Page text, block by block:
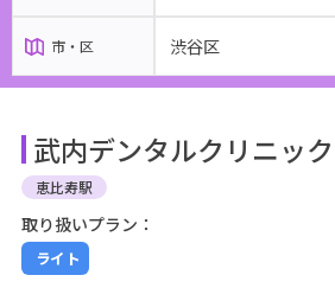
市・区 渋谷区
武内デンタルクリニック
恵比寿駅
取り扱いプラン：
ライト